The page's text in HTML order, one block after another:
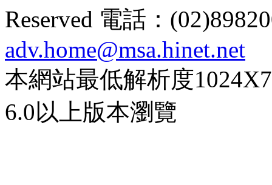
Reserved 電話：
adv.home@msa.hinet.net
本網站最低解析度
6.0以上版本瀏覽